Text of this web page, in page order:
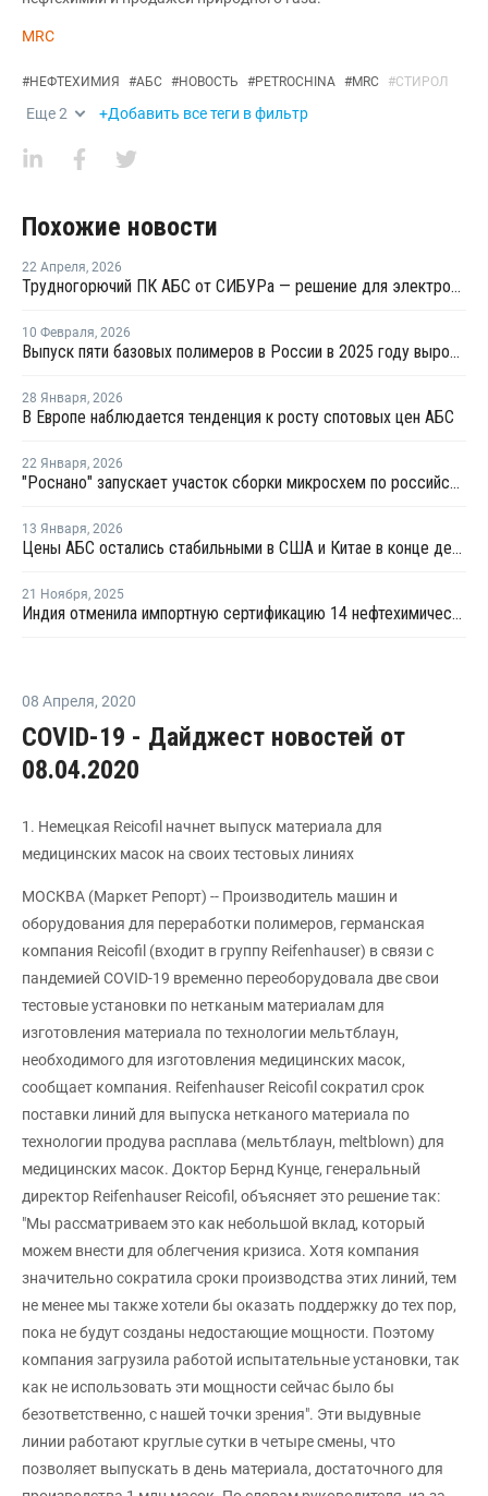
MRC
#НЕФТЕХИМИЯ #АБС #НОВОСТЬ #PETROCHINA #MRC #СТИРОЛ
Еще2 +Добавить все теги в фильтр
Похожие новости
22 Апреля, 2026
Трудногорючий ПК АБС от СИБУРа — решение для электротехнических изделий
10 Февраля, 2026
Выпуск пяти базовых полимеров в России в 2025 году вырос на 1%
28 Января, 2026
В Европе наблюдается тенденция к росту спотовых цен АБС
22 Января, 2026
"Роснано" запускает участок сборки микросхем по российской технологии
13 Января, 2026
Цены АБС остались стабильными в США и Китае в конце декабря прошлого года
21 Ноября, 2025
Индия отменила импортную сертификацию 14 нефтехимических продуктов
08 Апреля, 2020
COVID-19 - Дайджест новостей от
08.04.2020
1. Немецкая Reicofil начнет выпуск материала для
медицинских масок на своих тестовых линиях
МОСКВА (Маркет Репорт) -- Производитель машин и
оборудования для переработки полимеров, германская
компания Reicofil (входит в группу Reifenhauser) в связи с
пандемией COVID-19 временно переоборудовала две свои
тестовые установки по нетканым материалам для
изготовления материала по технологии мельтблаун,
необходимого для изготовления медицинских масок,
сообщает компания. Reifenhauser Reicofil сократил срок
поставки линий для выпуска нетканого материала по
технологии продува расплава (мельтблаун, meltblown) для
медицинских масок. Доктор Бернд Кунце, генеральный
директор Reifenhauser Reicofil, объясняет это решение так:
"Мы рассматриваем это как небольшой вклад, который
можем внести для облегчения кризиса. Хотя компания
значительно сократила сроки производства этих линий, тем
не менее мы также хотели бы оказать поддержку до тех пор,
пока не будут созданы недостающие мощности. Поэтому
компания загрузила работой испытательные установки, так
как не использовать эти мощности сейчас было бы
безответственно, с нашей точки зрения". Эти выдувные
линии работают круглые сутки в четыре смены, что
позволяет выпускать в день материала, достаточного для